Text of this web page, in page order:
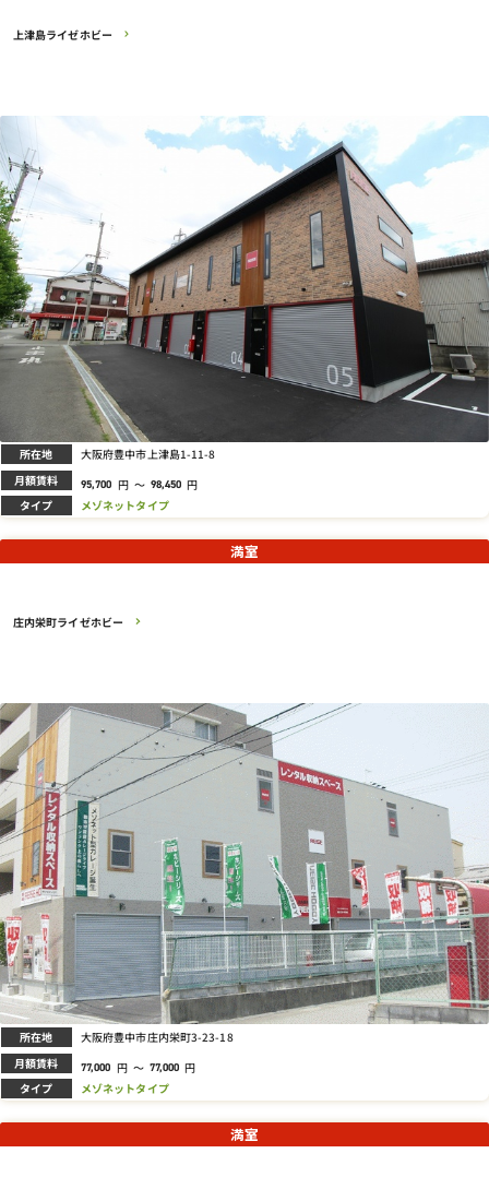
上津島ライゼホビー
所在地 大阪府豊中市上津島1-11-8
月額賃料 95,700 円 ～ 98,450 円
タイプ メゾネットタイプ
庄内栄町ライゼホビー
満室
所在地 大阪府豊中市庄内栄町3-23-18
月額賃料 77,000 円 ～ 77,000 円
タイプ メゾネットタイプ
満室